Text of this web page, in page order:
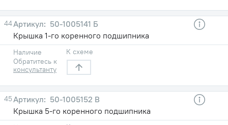
44
50-1005141 Б
Крышка 1-го коренного подшипника
Наличие
Обратитесь к
консультанту
К схеме
45
50-1005152 В
Крышка 5-го коренного подшипника